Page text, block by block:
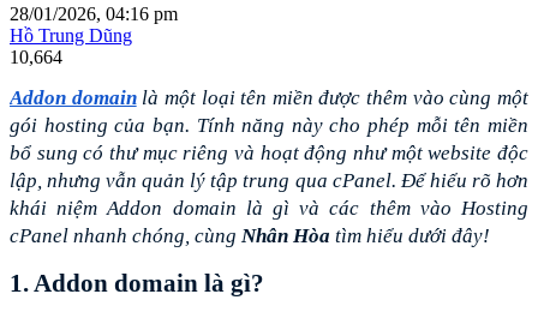
28/01/2026, 04:16 pm
Hồ Trung Dũng
10,664
Addon domain là một loại tên miền được thêm vào cùng một
gói hosting của bạn. Tính năng này cho phép mỗi tên miền
bổ sung có thư mục riêng và hoạt động như một website độc
lập, nhưng vẫn quản lý tập trung qua cPanel. Để hiểu rõ hơn
khái niệm Addon domain là gì và các thêm vào Hosting
cPanel nhanh chóng, cùng Nhân Hòa tìm hiểu dưới đây!
1. Addon domain là gì?